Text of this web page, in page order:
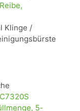
Klinge /